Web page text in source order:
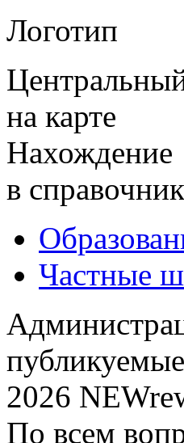
Логотип
на карте
Нахождение
в
Частные
2026
По всем